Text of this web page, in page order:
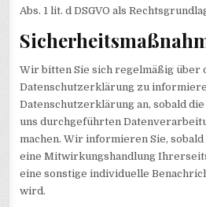
Abs. 1 lit. d DSGVO als
Wir bitten Sie sich regelmäßig über
Datenschutzerklärung zu
Datenschutzerklärung an, sobald
uns durchgeführten
machen. Wir informieren Sie,
eine Mitwirkungshandlung
eine sonstige individuelle
wird.